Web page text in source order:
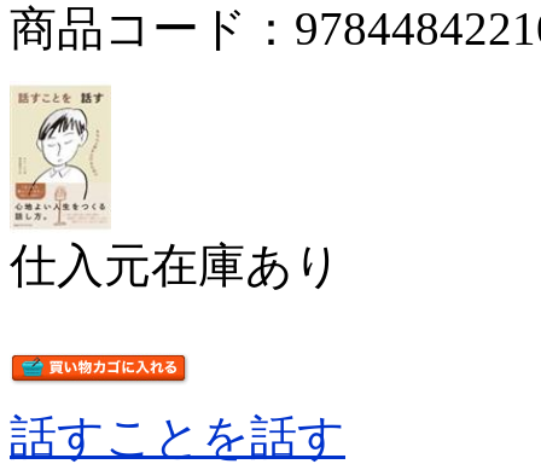
商品コード：
仕入元在庫あり
話すことを話す